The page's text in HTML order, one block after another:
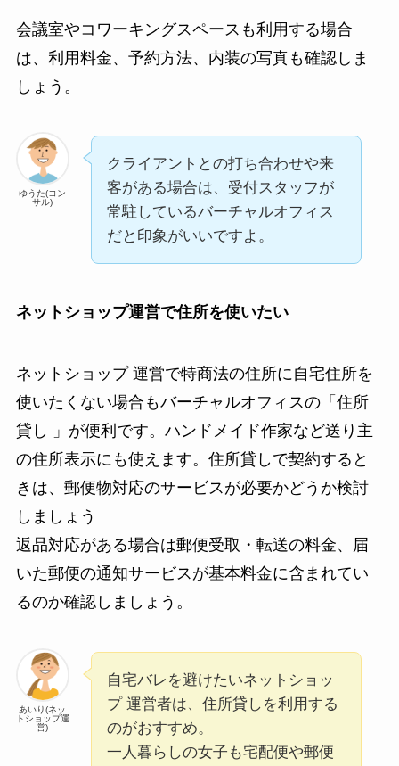
会議室やコワーキングスペースも利用する場合
は、利用料金、予約方法、内装の写真も確認しま
しょう。
ゆうた(コン
サル)
クライアントとの打ち合わせや来
客がある場合は、受付スタッフが
常駐しているバーチャルオフィス
だと印象がいいですよ。
ネットショップ運営で住所を使いたい
ネットショップ 運営で特商法の住所に自宅住所を
使いたくない場合もバーチャルオフィスの「住所
貸し 」が便利です。ハンドメイド作家など送り主
の住所表示にも使えます。住所貸しで契約すると
きは、郵便物対応のサービスが必要かどうか検討
しましょう
返品対応がある場合は郵便受取・転送の料金、届
いた郵便の通知サービスが基本料金に含まれてい
るのか確認しましょう。
あいり(ネッ
トショップ運
営)
自宅バレを避けたいネットショッ
プ 運営者は、住所貸しを利用する
のがおすすめ。
一人暮らしの女子も宅配便や郵便